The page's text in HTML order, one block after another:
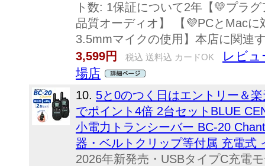
ト数: 1保証について2年【💛プラ
品質オーディオ】 【💜PCとMac
3.5mmマイクの使用】本店に関連
3,599円
税込 送料込 カードOK
レビュ
場店
10. 5と0のつく日はエントリー＆
でポイント4倍 2台セットBLUE
小電力トランシーバー BC-20
器・ベルトクリップ等付属 充電式
2026年新発売・USBタイプC充電